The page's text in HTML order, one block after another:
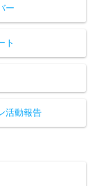
ー
ト
活動報告